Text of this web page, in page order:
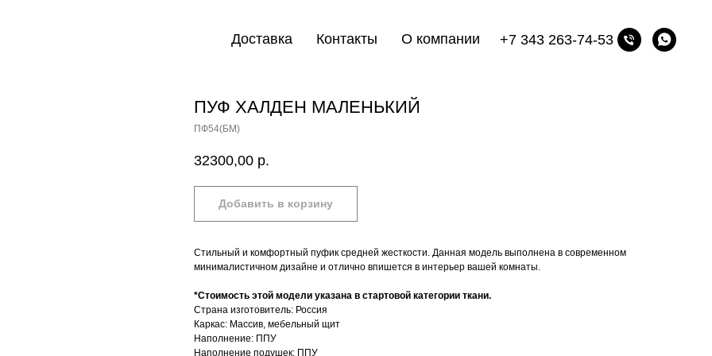
Доставка Контакты О компании +7 343 263-74-53
ПУФ ХАЛДЕН МАЛЕНЬКИЙ
ПФ54(БМ)
32300,00 р.
Добавить в корзину
Стильный и комфортный пуфик средней жесткости. Данная модель выполнена в современном
минималистичном дизайне и отлично впишется в интерьер вашей комнаты.
*Стоимость этой модели указана в стартовой категории ткани.
Страна изготовитель: Россия
Каркас: Массив, мебельный щит
Наполнение: ППУ
Наполнение подушек: ППУ